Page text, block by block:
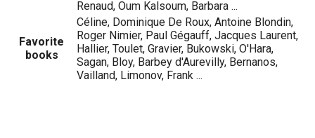
Renaud, Oum Kalsoum, Barbara ...
Favorite
books
Céline, Dominique De Roux, Antoine Blondin,
Roger Nimier, Paul Gégauff, Jacques Laurent,
Hallier, Toulet, Gravier, Bukowski, O'Hara,
Sagan, Bloy, Barbey d'Aurevilly, Bernanos,
Vailland, Limonov, Frank ...